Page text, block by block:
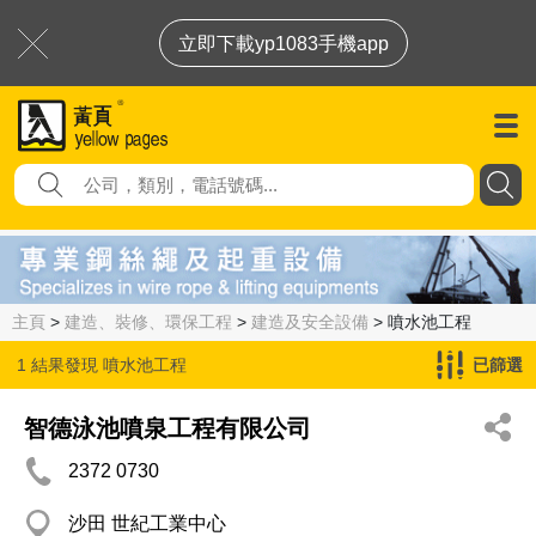
立即下載yp1083手機app
主頁 > 建造、裝修、環保工程 > 建造及安全設備 > 噴水池工程
1 結果發現 噴水池工程 已篩選
智德泳池噴泉工程有限公司
2372 0730
沙田 世紀工業中心